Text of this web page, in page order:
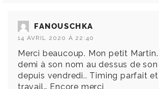
FANOUSCHKA
14 AVRIL 2020 À 22:40
Merci beaucoup. Mon petit
demi à son nom au dessus de
depuis vendredi.. Timing parfait
travail… Encore merci